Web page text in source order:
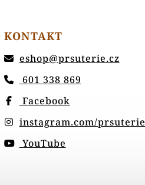
KONTAKT
eshop@prsuterie.cz
601 338 869
Facebook
instagram.com/prsuterie
YouTube